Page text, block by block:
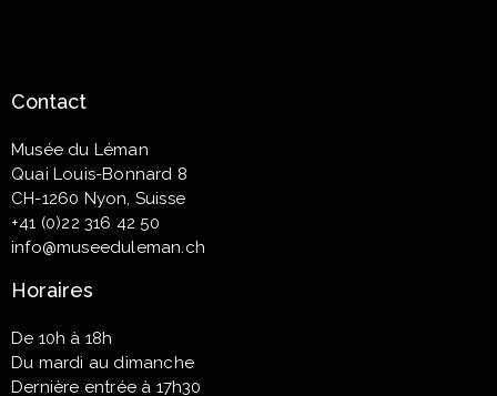
Contact
Musée du Léman
Quai Louis-Bonnard 8
CH-1260 Nyon, Suisse
+41 (0)22 316 42 50
info@museeduleman.ch
Horaires
De 10h à 18h
Du mardi au dimanche
Dernière entrée à 17h30